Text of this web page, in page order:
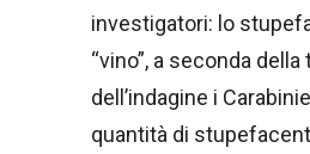
investigatori: lo
“vino”, a seconda
dell’indagine i
quantità di